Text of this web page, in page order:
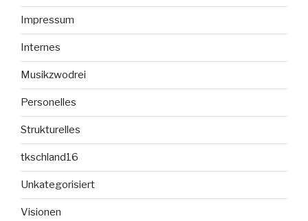
Impressum
Internes
Musikzwodrei
Personelles
Strukturelles
tkschland16
Unkategorisiert
Visionen